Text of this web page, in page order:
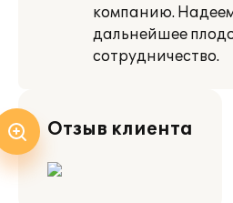
компанию.
дальнейшее
сотрудничество.
Отзыв клиента